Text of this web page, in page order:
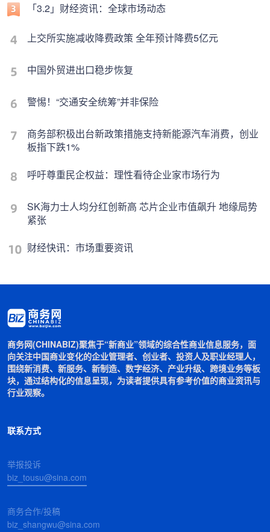
「3.2」财经资讯：全球市场动态
上交所实施减收降费政策 全年预计降费5亿元
中国外贸进出口稳步恢复
警惕！“交通安全统筹”并非保险
商务部积极出台新政策措施支持新能源汽车消费，创业
板指下跌1%
呼吁尊重民企权益：理性看待企业家市场行为
SK海力士人均分红创新高 芯片企业市值飙升 地缘局势
紧张
财经快讯：市场重要资讯
商务网(CHINABIZ)聚焦于“新商业”领域的综合性商业信息服务，面
向关注中国商业变化的企业管理者、创业者、投资人及职业经理人，
围绕新消费、新服务、新制造、数字经济、产业升级、跨境业务等板
块，通过结构化的信息呈现，为读者提供具有参考价值的商业资讯与
行业观察。
联系方式
举报投诉
biz_tousu@sina.com
商务合作/投稿
biz_shangwu@sina.com